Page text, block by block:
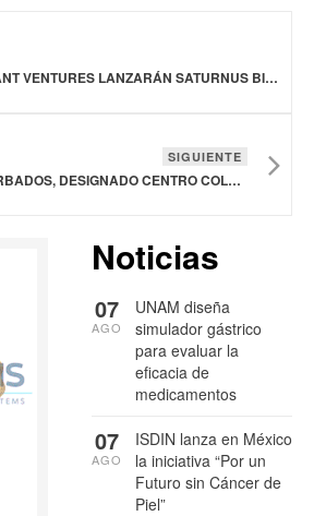
MERCK Y VERSANT VENTURES LANZARÁN SATURNUS BIO PARA IMPULSAR TRATAMIENTOS PARA CARDIOMIOPATÍAS GENÉTICAS RARAS
SIGUIENTE
LABORATORIO DE BARBADOS, DESIGNADO CENTRO COLABORADOR DE LA OPS/OMS PARA VIGILANCIA DE RESISTENCIA ANTIMICROBIANA
Noticias
UNAM diseña
simulador gástrico
para evaluar la
eficacia de
medicamentos
07
AGO
ISDIN lanza en México
la iniciativa “Por un
Futuro sin Cáncer de
Piel”
07
AGO